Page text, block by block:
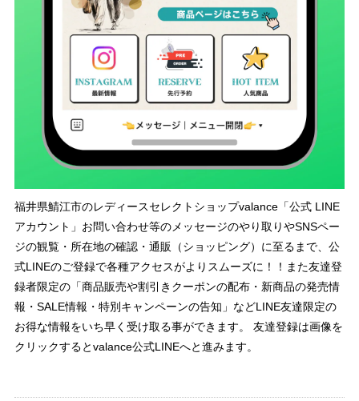
福井県鯖江市のレディースセレクトショップvalance「公式 LINE
アカウント」お問い合わせ等のメッセージのやり取りやSNSペー
ジの観覧・所在地の確認・通販（ショッピング）に至るまで、公
式LINEのご登録で各種アクセスがよりスムーズに！！また友達登
録者限定の「商品販売や割引きクーポンの配布・新商品の発売情
報・SALE情報・特別キャンペーンの告知」などLINE友達限定の
お得な情報をいち早く受け取る事ができます。 友達登録は画像を
クリックするとvalance公式LINEへと進みます。